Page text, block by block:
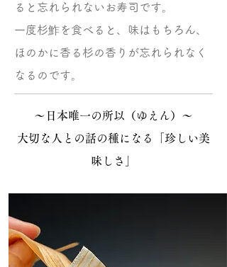
ると忘れられないお寿司です。
一度杉鮓を食べると、味はもちろん、
ほのかに香る杉の香りが忘れられなく
なるのです。
〜日本唯一の所以（ゆえん）〜
​大切な人との話の種になる「珍しい美
味しさ」